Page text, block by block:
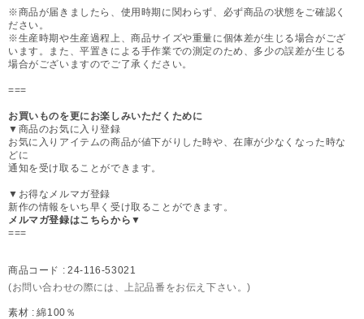
※商品が届きましたら、使用時期に関わらず、必ず商品の状態をご確認く
ださい。
※生産時期や生産過程上、商品サイズや重量に個体差が生じる場合がござ
います。また、平置きによる手作業での測定のため、多少の誤差が生じる
場合がございますのでご了承ください。
===
お買いものを更にお楽しみいただくために
▼商品のお気に入り登録
お気に入りアイテムの商品が値下がりした時や、在庫が少なくなった時な
どに
通知を受け取ることができます。
▼お得なメルマガ登録
新作の情報をいち早く受け取ることができます。
メルマガ登録はこちらから▼
===
商品コード : 24-116-53021
(お問い合わせの際には、上記品番をお伝え下さい。)
素材 : 綿100％